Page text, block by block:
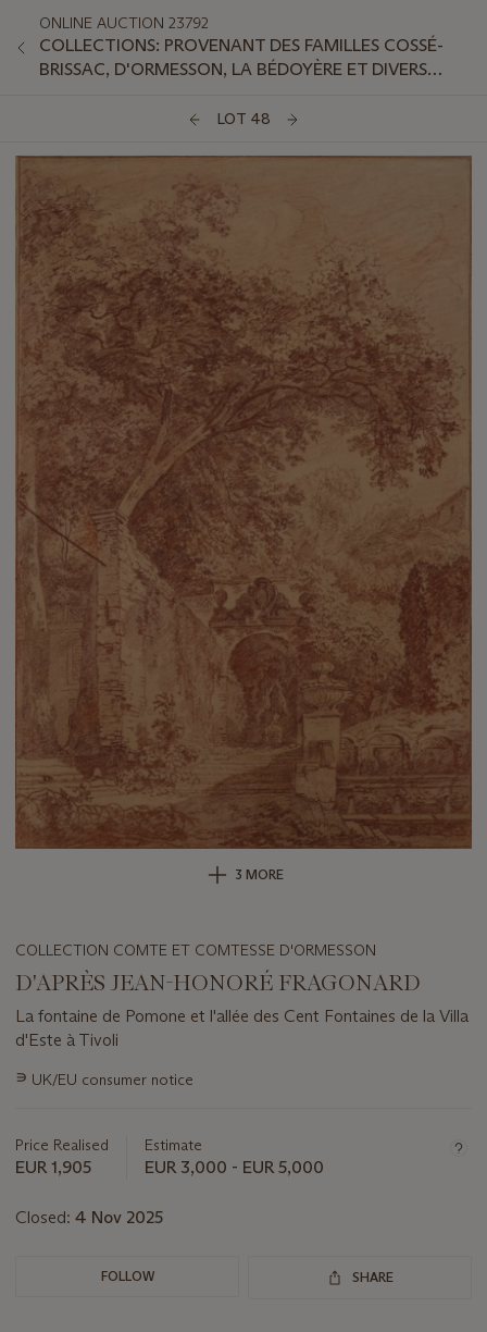
ONLINE AUCTION 23792
COLLECTIONS: PROVENANT DES FAMILLES COSSÉ-
BRISSAC, D'ORMESSON, LA BÉDOYÈRE ET DIVERS
LOT 48
3 MORE
COLLECTION COMTE ET COMTESSE D'ORMESSON
D'APRÈS JEAN-HONORÉ FRAGONARD
La fontaine de Pomone et l'allée des Cent Fontaines de la Villa
d'Este à Tivoli
Important
lot
∍ UK/EU consumer notice
Price Realised
EUR 1,905
Estimate
EUR 3,000 - EUR 5,000
Closed: 4 Nov 2025
FOLLOW SHARE